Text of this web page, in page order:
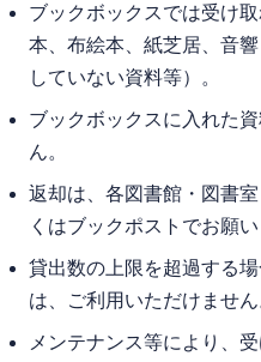
ブックボックスでは受け
本、布絵本、紙芝居、音
していない資料等）。
ブックボックスに入れた
ん。
返却は、各図書館・図書
くはブックポストでお願い
貸出数の上限を超過する
は、ご利用いただけません
メンテナンス等により、